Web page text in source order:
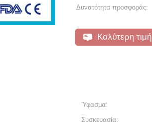
Δυνατότητα προσφοράς:
Καλύτερη τιμή
Ύφασμα:
Συσκευασία: